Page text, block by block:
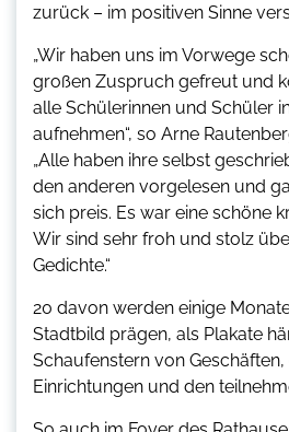
zurück – im positiven Sinne
„Wir haben uns im Vorwege
großen Zuspruch gefreut und
alle Schülerinnen und Schüler
aufnehmen“, so Arne
„Alle haben ihre selbst
den anderen vorgelesen und
sich preis. Es war eine schöne
Wir sind sehr froh und stolz
Gedichte.“
20 davon werden einige
Stadtbild prägen, als Plakate
Schaufenstern von
Einrichtungen und den